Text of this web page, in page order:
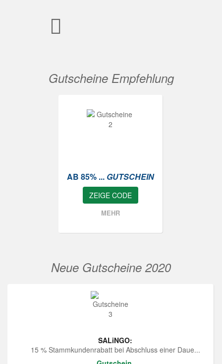
Gutscheine Empfehlung
AB 85% ... GUTSCHEIN
ZEIGE CODE
MEHR
Neue Gutscheine 2020
SALiNGO:
15 % Stammkundenrabatt bei Abschluss einer Daue...